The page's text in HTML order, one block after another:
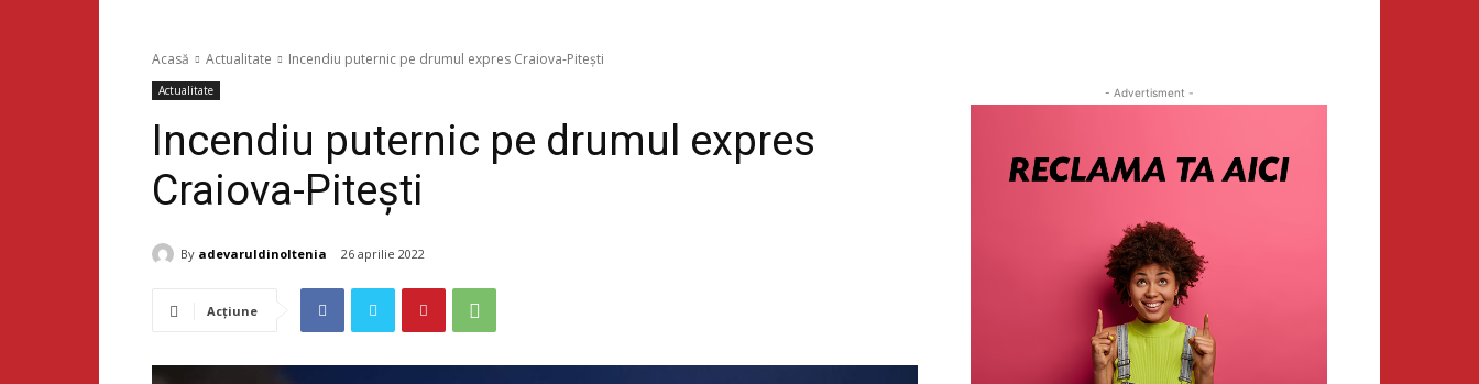
Acasă Actualitate Incendiu puternic pe drumul expres Craiova-Pitești
Actualitate
Incendiu puternic pe drumul expres
Craiova-Pitești
By adevaruldinoltenia 26 aprilie 2022
Acțiune
- Advertisment -